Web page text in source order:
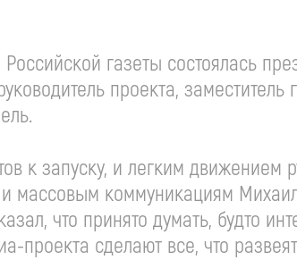
газеты состоялась
проекта,
к запуску, и легким движением
массовым коммуникациям
что принято думать, будто
проекта сделают все, что